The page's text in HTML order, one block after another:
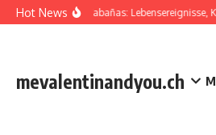
Skip to content
Hot News
Salvador Cabañas: Lebensereignisse,
mevalentinandyou.ch